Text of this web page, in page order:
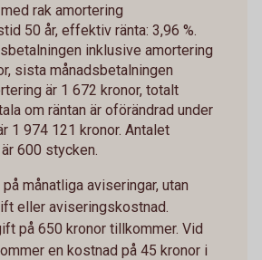
rak amortering
50 år, effektiv ränta: 3,96 %.
inklusive amortering
sista månadsbetalningen
är 1 672 kronor, totalt
om räntan är oförändrad under
1 974 121 kronor. Antalet
600 stycken.
månatliga aviseringar, utan
eller aviseringskostnad.
på 650 kronor tillkommer. Vid
en kostnad på 45 kronor i